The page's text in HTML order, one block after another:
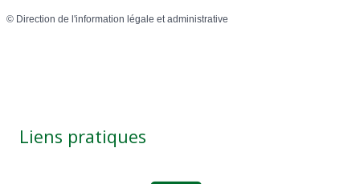
© Direction de l'information légale et administrative
Liens pratiques